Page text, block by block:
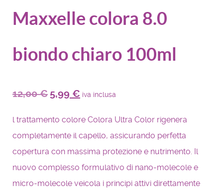
Maxxelle colora 8.0
biondo chiaro 100ml
12,00€ 5,99 € iva inclusa
l trattamento colore Colora Ultra Color rigenera
completamente il capello, assicurando perfetta
copertura con massima protezione e nutrimento. Il
nuovo complesso formulativo di nano-molecole e
micro-molecole veicola i principi attivi direttamente